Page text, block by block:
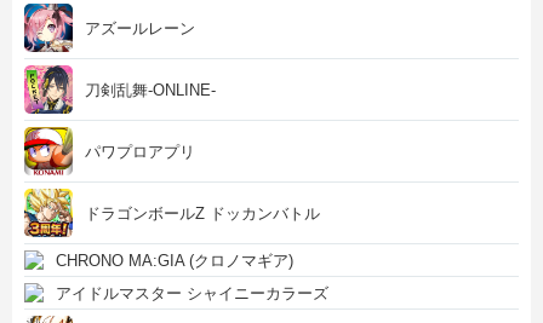
アズールレーン
刀剣乱舞-ONLINE-
パワプロアプリ
ドラゴンボールZ ドッカンバトル
CHRONO MA:GIA (クロノマギア)
アイドルマスター シャイニーカラーズ